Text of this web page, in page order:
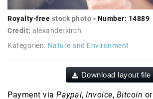
Royalty-free stock photo - Number: 14889
Credit: alexanderkirch
Kategorien: Nature and Environment
Download layout file
Payment via Paypal, Invoice, Bitcoin or